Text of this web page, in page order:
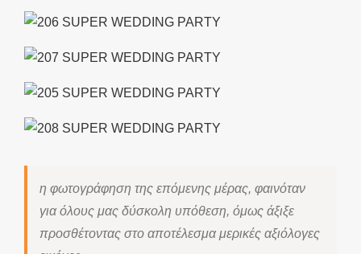
η φωτογράφηση της επόμενης μέρας, φαινόταν
για όλους μας δύσκολη υπόθεση, όμως άξιξε
προσθέτοντας στο αποτέλεσμα μερικές αξιόλογες